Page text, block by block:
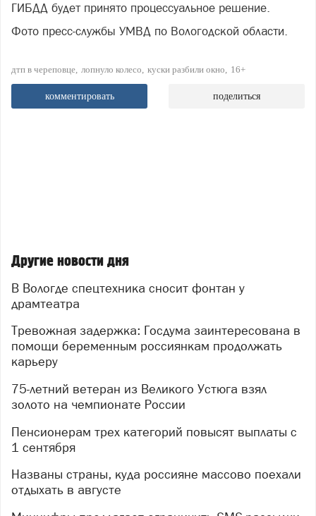
ГИБДД будет принято процессуальное решение.
Фото пресс-службы УМВД по Вологодской области.
дтп в череповце лопнуло колесо куски разбили окно 16+
комментировать поделиться
Другие новости дня
В Вологде спецтехника сносит фонтан у
драмтеатра
Тревожная задержка: Госдума заинтересована в
помощи беременным россиянкам продолжать
карьеру
75-летний ветеран из Великого Устюга взял
золото на чемпионате России
Пенсионерам трех категорий повысят выплаты с
1 сентября
Названы страны, куда россияне массово поехали
отдыхать в августе